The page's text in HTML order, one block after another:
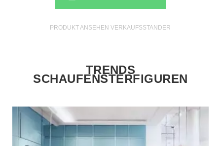
PRODUKT ANSEHEN VERKAUFSSTANDER
TRENDS
SCHAUFENSTERFIGUREN